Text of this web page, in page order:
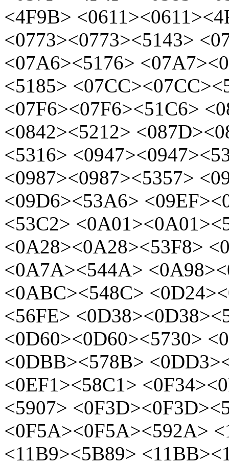
<4F9B>
<0773><0773><5143>
<07A6><5176>
<5185>
<07F6><07F6><51C6>
<0842><5212>
<5316>
<0987><0987><5357>
<09D6><53A6>
<53C2>
<0A28><0A28><53F8>
<0A7A><544A>
<0ABC><548C>
<56FE>
<0D60><0D60><5730>
<0DBB><578B>
<0EF1><58C1>
<5907>
<0F5A><0F5A><592A>
<11B9><5B89>